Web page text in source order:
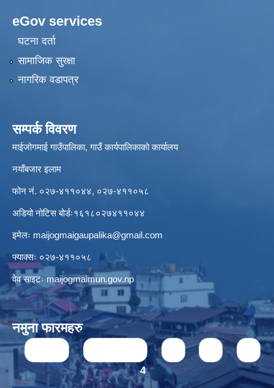
eGov services
घटना दर्ता
सामाजिक सुरक्षा
नागरिक वडापत्र
सम्पर्क विवरण
माईजोगमाई गाउँपालिका, गाउँ कार्यपालिकाको कार्यालय
नयाँबजार इलाम
फोन नं. ०२७-४११०४४, ०२७-४११०५८
अडियो नोटिस बोर्डः१६१८०२७४११०४४
इमेलः maijogmaigaupalika@gmail.com
फ्याक्सः ०२७-४११०५८
वेव साइटः maijogmaimun.gov.np
नमुना फारमहरु
Pages
4